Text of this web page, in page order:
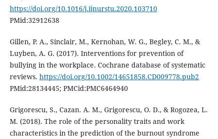
https://doi.org/10.1016/j.ijnurstu.2020.103710
PMid:32912638
Gillen, P. A., Sinclair, M., Kernohan, W. G., Begley, C. M., &
Luyben, A. G. (2017). Interventions for prevention of
bullying in the workplace. Cochrane database of systematic
reviews. https://doi.org/10.1002/14651858.CD009778.pub2
PMid:28134445; PMCid:PMC6464940
Grigorescu, S., Cazan. A. M., Grigorescu, O. D., & Rogozea, L.
M. (2018). The role of the personality traits and work
characteristics in the prediction of the burnout syndrome